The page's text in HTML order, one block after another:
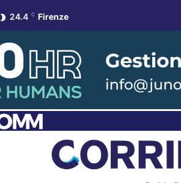
24.4 C Firenze